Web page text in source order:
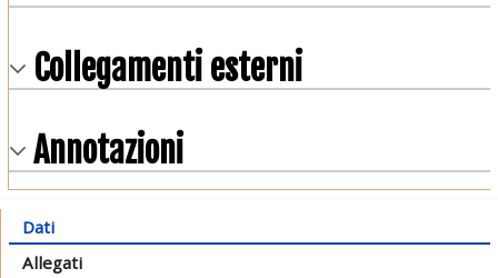
Collegamenti esterni
Annotazioni
Dati
Allegati